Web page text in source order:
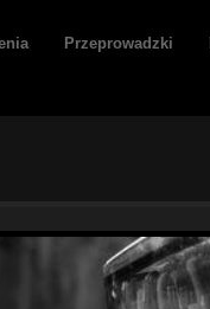
Przeprowadzki